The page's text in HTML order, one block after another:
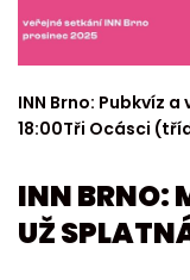
INN Brno: Pubkvíz
18:00Tři Ocásci
INN BRNO:
UŽ